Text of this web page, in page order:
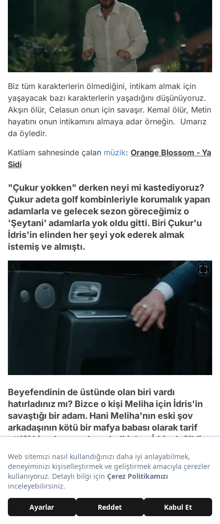
Biz tüm karakterlerin ölmediğini, intikam almak için
yaşayacak bazı karakterlerin yaşadığını düşünüyoruz.
Akşın ölür, Celasun onun için savaşır. Kemal ölür, Metin
hayatını onun intikamını almaya adar örneğin. Umarız
da öyledir.
Katliam sahnesinde çalan müzik: Orange Blossom - Ya
Sidi
"Çukur yokken" derken neyi mi kastediyoruz?
Çukur adeta golf kombinleriyle korumalık yapan
adamlarla ve gelecek sezon göreceğimiz o
'Şeytani' adamlarla yok oldu gitti. Biri Çukur'u
İdris'in elinden her şeyi yok ederek almak
istemiş ve almıştı.
Beyefendinin de üstünde olan biri vardı
hatırladınız mı? Bizce o kişi Meliha için İdris'in
savaştığı bir adam. Hani Meliha'nın eski şov
arkadaşının kötü bir mafya babası olarak tarif
ettiği bir adam vardı ya, belki de o İdris değildi.
İdris Çukur için bu savaştan çekilmiş ve
Meliha'yı resmen ölüme bırakmış belki de. Ya da
o adama da yar olmamıştır Meliha ve bu adam da
yıllar sonra İdris'in elinde her şeyi almak için
geri dönmüştür belki kim kim bilir...